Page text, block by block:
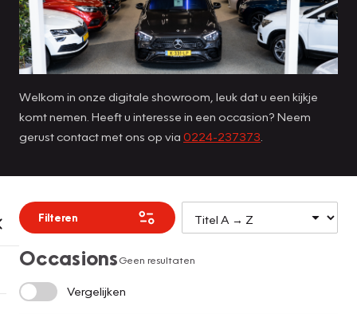
Welkom in onze digitale showroom, leuk dat u een kijkje
komt nemen. Heeft u interesse in een occasion? Neem
gerust contact met ons op via 0224-237373
Filteren
OccasionsGeen resultaten
Vergelijken